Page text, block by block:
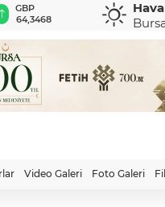
GBP
64,3468
CHF
59,0083
Video Galeri Foto Galeri